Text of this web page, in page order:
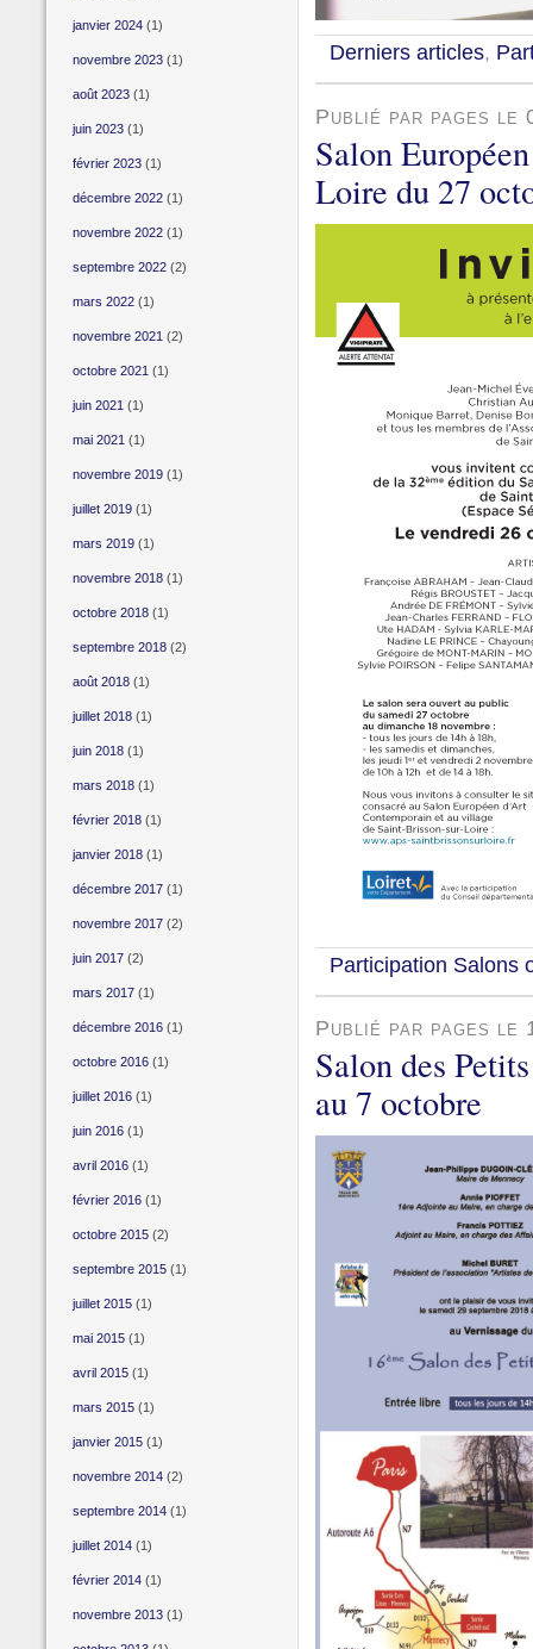
Derniers articles,
Publié par pages le
Salon
Loire du 27
Participation Salons
Publié par pages le
Salon des
au 7 octobre
janvier 2024(1)
novembre 2023(1)
août 2023(1)
juin 2023(1)
février 2023(1)
décembre 2022(1)
novembre 2022(1)
septembre 2022(2)
mars 2022(1)
novembre 2021 (2)
octobre 2021 (1)
juin 2021 (1)
mai 2021 (1)
novembre 2019(1)
juillet 2019(1)
mars 2019(1)
novembre 2018(1)
octobre 2018(1)
septembre 2018(2)
août 2018(1)
juillet 2018(1)
juin 2018(1)
mars 2018(1)
février 2018(1)
janvier 2018(1)
décembre 2017(1)
novembre 2017(2)
juin 2017(2)
mars 2017(1)
décembre 2016(1)
octobre 2016(1)
juillet 2016(1)
juin 2016(1)
avril 2016(1)
février 2016(1)
octobre 2015(2)
septembre 2015(1)
juillet 2015(1)
mai 2015(1)
avril 2015(1)
mars 2015(1)
janvier 2015(1)
novembre 2014(2)
septembre 2014(1)
juillet 2014(1)
février 2014(1)
novembre 2013(1)